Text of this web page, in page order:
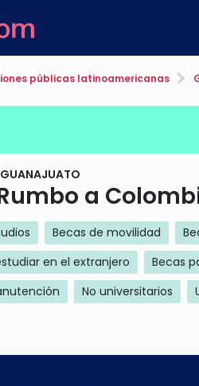
públicas latinoamericanas
a
Becas de movilidad
en el extranjero
Becas
No universitarios